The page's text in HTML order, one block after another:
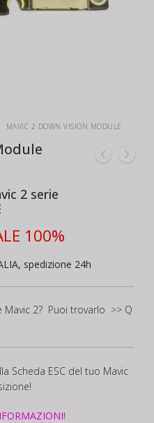
MAVIC 2 DOWN VISION MODULE
2 serie
100%
spedizione 24h
Mavic 2? Puoi trovarlo >> Q
Scheda ESC del tuo Mavic